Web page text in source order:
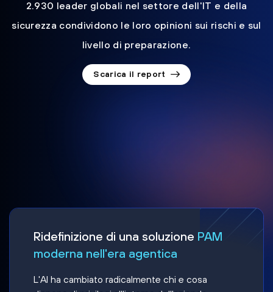
2.930 leader globali nel settore dell'IT e della
sicurezza condividono le loro opinioni sui rischi e sul
livello di preparazione.
Scarica il report
Ridefinizione di una soluzione PAM
moderna nell'era agentica
L'AI ha cambiato radicalmente chi e cosa